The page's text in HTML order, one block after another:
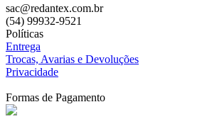
sac@redantex.com.br
(54) 99932-9521
Políticas
Entrega
Trocas, Avarias e Devoluções
Privacidade
Formas de Pagamento